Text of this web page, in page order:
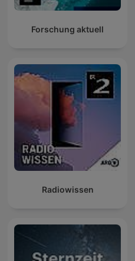
Forschung aktuell
Radiowissen